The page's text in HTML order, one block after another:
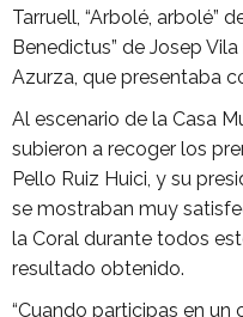
Tarruell, “Arbolé, arbolé”
Benedictus” de Josep
Azurza, que presentaba
Al escenario de la Casa
subieron a recoger los
Pello Ruiz Huici, y su
se mostraban muy
la Coral durante todos
resultado obtenido.
“Cuando participas en